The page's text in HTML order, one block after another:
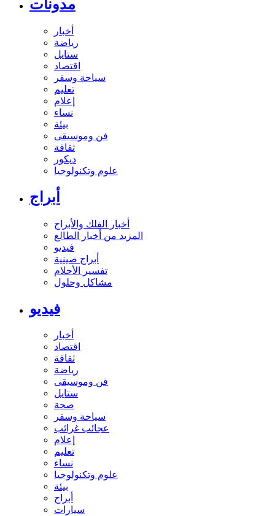
مدونات
أخبار
رياضة
ستايل
اقتصاد
سياحة وسفر
تعليم
إعلام
نساء
بيئة
فن وموسيقى
ثقافة
ديكور
علوم وتكنولوجيا
أبراج
أخبار الفلك والأبراج
المزيد من أخبار الطالع
فيديو
أبراج صينية
تفسير الأحلام
مشاكل وحلول
فيديو
أخبار
اقتصاد
ثقافة
رياضة
فن وموسيقى
ستايل
صحة
سياحة وسفر
عجائب غرائب
إعلام
تعليم
نساء
علوم وتكنولوجيا
بيئة
أبراج
سيارات